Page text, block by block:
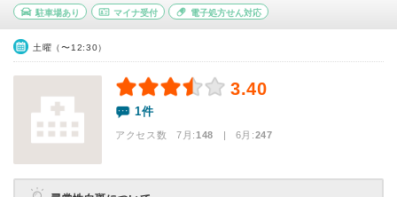
駐車場あり マイナ受付 電子処方せん対応
土曜（〜12:30）
3.40
1件
アクセス数 7月:148 | 6月:247